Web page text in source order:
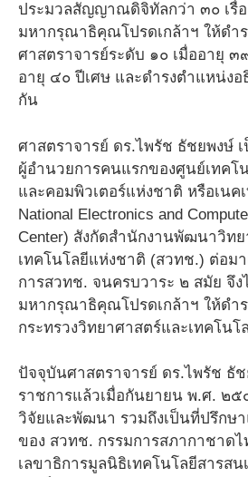
ประมวลสัญญาณดิจิทัลกว่า ๓๐ เรื่อ
มหากรุณาธิคุณโปรดเกล้าฯ ให้ดํา
ศาสตราจารย์ระดับ ๑๐ เมื่ออายุ ๓
อายุ ๔๐ ปีเศษ และดํารงตําแหน่ง
กัน
ศาสตราจารย์ ดร.ไพรัช ธัชยพงษ์
ผู้อํานวยการคนแรกของศูนย์เทคโ
และคอมพิวเตอร์แห่งชาติ หรือเนค
National Electronics and
Center) สังกัดสํานักงานพัฒนาวิท
เทคโนโลยีแห่งชาติ (สวทช.) ต่อม
การสวทช. จนครบวาระ ๒ สมัย จึง
มหากรุณาธิคุณโปรดเกล้าฯ ให้ดํา
กระทรวงวิทยาศาสตร์และเทคโนโ
ปัจจุบันศาสตราจารย์ ดร.ไพรัช ธั
ราชการแล้วเมื่อกันยายน พ.ศ. ๒
วิจัยและพัฒนา รวมถึงเป็นที่ปรึกษ
ของ สวทช. กรรมการสภากาชาดไ
เลขาธิการมูลนิธิเทคโนโลยีสารส